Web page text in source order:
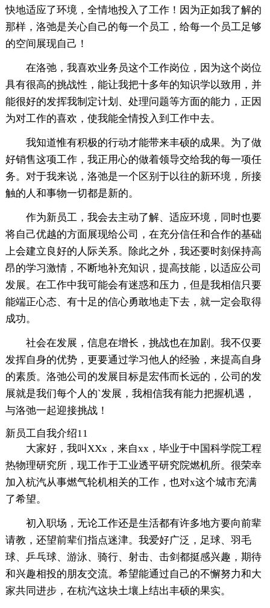
快地适应了环境，全情地投入了工作！因为正如我了解的
那样，洛弛是关心自己的每一个员工，给每一个员工足够
的空间展现自己！
在洛弛，我喜欢业务员这个工作岗位，因为这个岗位
具有很高的挑战性，能让我把十多年的知识学以致用，并
能很好的发挥我制定计划、处理问题等方面的能力，正因
为对工作的喜欢，使我能全情投入到工作中去。
我知道惟有积极的行动才能带来丰硕的成果。为了做
好销售这项工作，我正用心的做着领导交给我的每一项任
务。对于我来说，洛弛是一个区别于以往的新环境，所接
触的人和事物一切都是新的。
作为新员工，我会去主动了解、适应环境，同时也要
将自己优越的方面展现给公司，在充分信任和合作的基础
上会建立良好的人际关系。除此之外，我还要时刻保持高
昂的学习激情，不断地补充知识，提高技能，以适应公司
发展。在工作中我可能会有迷惑和压力，但是我相信只要
能端正心态、有十足的信心勇敢地走下去，就一定会取得
成功。
社会在发展，信息在增长，挑战也在加剧。我不仅要
发挥自身的优势，更要通过学习他人的经验，来提高自身
的素质。洛弛公司的发展目标是宏伟而长远的，公司的发
展就是我们每个人的`发展，我相信我有能力把握机遇，
与洛弛一起迎接挑战！
新员工自我介绍11
大家好，我叫XXx，来自xx，毕业于中国科学院工程
热物理研究所，现工作于工业透平研究院燃机所。很荣幸
加入杭汽从事燃气轮机相关的工作，也对x这个城市充满
了希望。
初入职场，无论工作还是生活都有许多地方要向前辈
请教，还望前辈们指点迷津。我爱好广泛，足球、羽毛
球、乒乓球、游泳、骑行、射击、击剑都挺感兴趣，期待
和兴趣相投的朋友交流。希望能通过自己的不懈努力和大
家共同进步，在杭汽这块土壤上结出丰硕的果实。